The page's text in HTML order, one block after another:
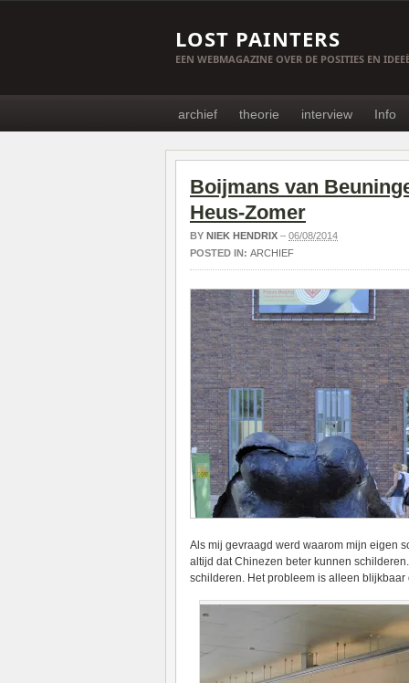
LOST PAINTERS
EEN WEBMAGAZINE OVER DE POSITIES EN
archief theorie interview Info
Boijmans van
Heus-Zomer
BY NIEK HENDRIX – 06/08/2014
POSTED IN: ARCHIEF
Als mij gevraagd werd waarom mijn eigen
altijd dat Chinezen beter kunnen
schilderen. Het probleem is alleen